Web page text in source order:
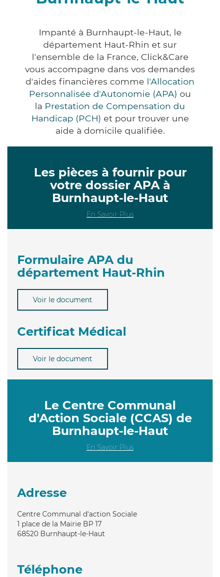
Impanté à Burnhaupt-le-Haut, le
département Haut-Rhin et sur
l'ensemble de la France, Click&Care
vous accompagne dans vos demandes
d'aides financières comme l'Allocation
Personnalisée d'Autonomie (APA) ou
la Prestation de Compensation du
Handicap (PCH) et pour trouver une
aide à domicile qualifiée.
Les pièces à fournir pour
votre dossier APA à
Burnhaupt-le-Haut
En Savoir Plus
Formulaire APA du
département Haut-Rhin
Voir le document
Certificat Médical
Voir le document
Le Centre Communal
d'Action Sociale (CCAS) de
Burnhaupt-le-Haut
En Savoir Plus
Adresse
Centre Communal d'action Sociale
1 place de la Mairie BP 17
68520 Burnhaupt-le-Haut
Téléphone